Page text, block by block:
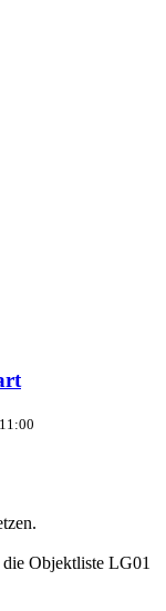
Objektliste LG01